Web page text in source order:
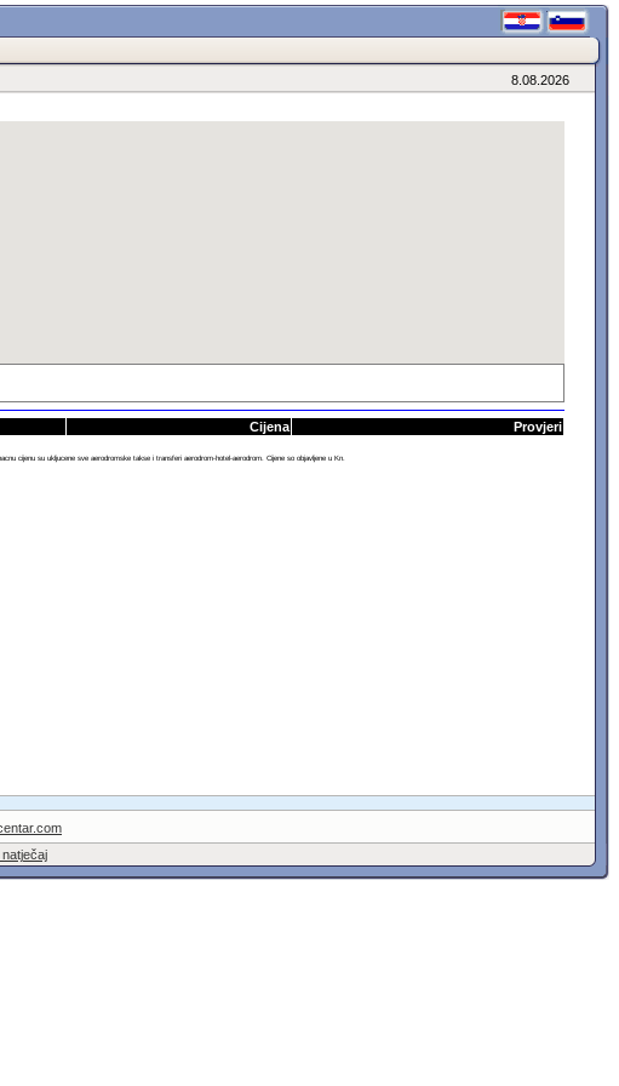
8.08.2026
Cijena Provjeri
su ukljucene sve aerodromske takse i transferi aerodrom-hotel-aerodrom. Cijene so objavljene u Kn.